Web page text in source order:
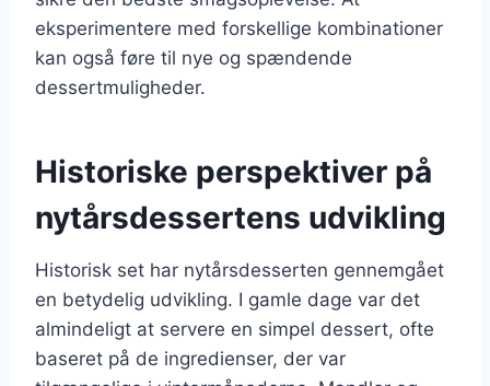
eksperimentere med forskellige kombinationer
kan også føre til nye og spændende
dessertmuligheder.
Historiske perspektiver på
nytårsdessertens udvikling
Historisk set har nytårsdesserten gennemgået
en betydelig udvikling. I gamle dage var det
almindeligt at servere en simpel dessert, ofte
baseret på de ingredienser, der var